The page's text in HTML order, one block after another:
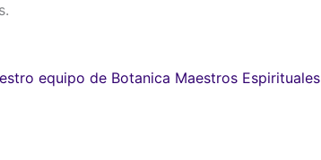
equipo de Botanica Maestros Espirituales